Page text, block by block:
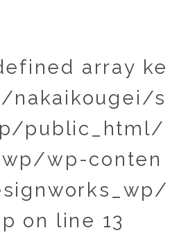
array ke
nakaikougei/s
public_html/
wp-conten
on line 13